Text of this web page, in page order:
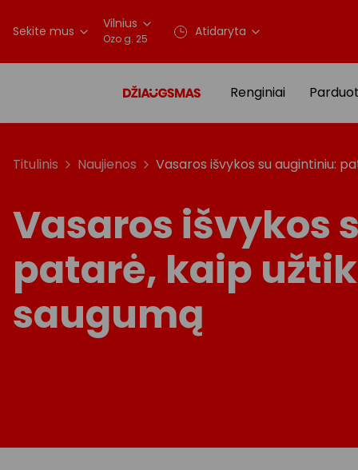
Sekite mus Vilnius
Ozo g. 25 Atidaryta
Renginiai
Titulinis Naujienos Vasaros išvykos su augintiniu:
Vasaros išvykos
patarė, kaip
saugumą